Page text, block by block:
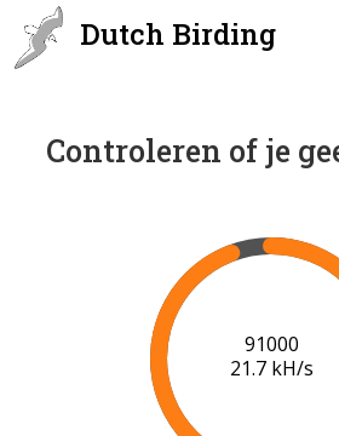
Dutch Birding
Controleren of je
91000
21.7 kH/s